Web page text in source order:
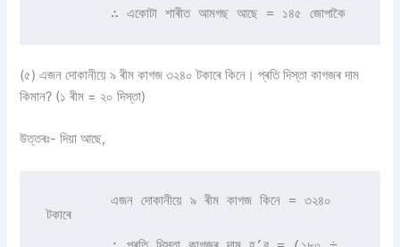
        ∴ একোটা শাৰীত আমগছ আছে = ১৪৫ জোপাকৈ
(৫) এজন দোকানীয়ে ৯ ৰীম কাগজ ৩২৪০ টকাৰে কিনে। প্ৰতি দিস্তা কাগজৰ দাম
কিমান? (১ ৰীম = ২০ দিস্তা)
উত্তৰঃ- দিয়া আছে,
টকাৰে